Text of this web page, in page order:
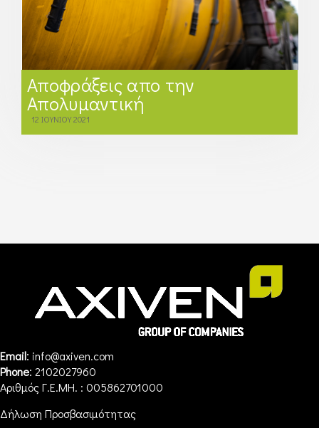
Αποφράξεις απο την
Απολυμαντική
12 ΙΟΥΝΊΟΥ 2021
Email: info@axiven.com
Phone: 2102027960
Αριθμός Γ.Ε.ΜΗ. : 005862701000
Δήλωση Προσβασιμότητας